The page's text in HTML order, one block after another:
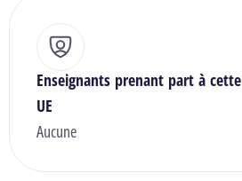
Enseignants prenant part à cette
UE
Aucune